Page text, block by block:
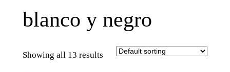
blanco y negro
Showing all 13 results